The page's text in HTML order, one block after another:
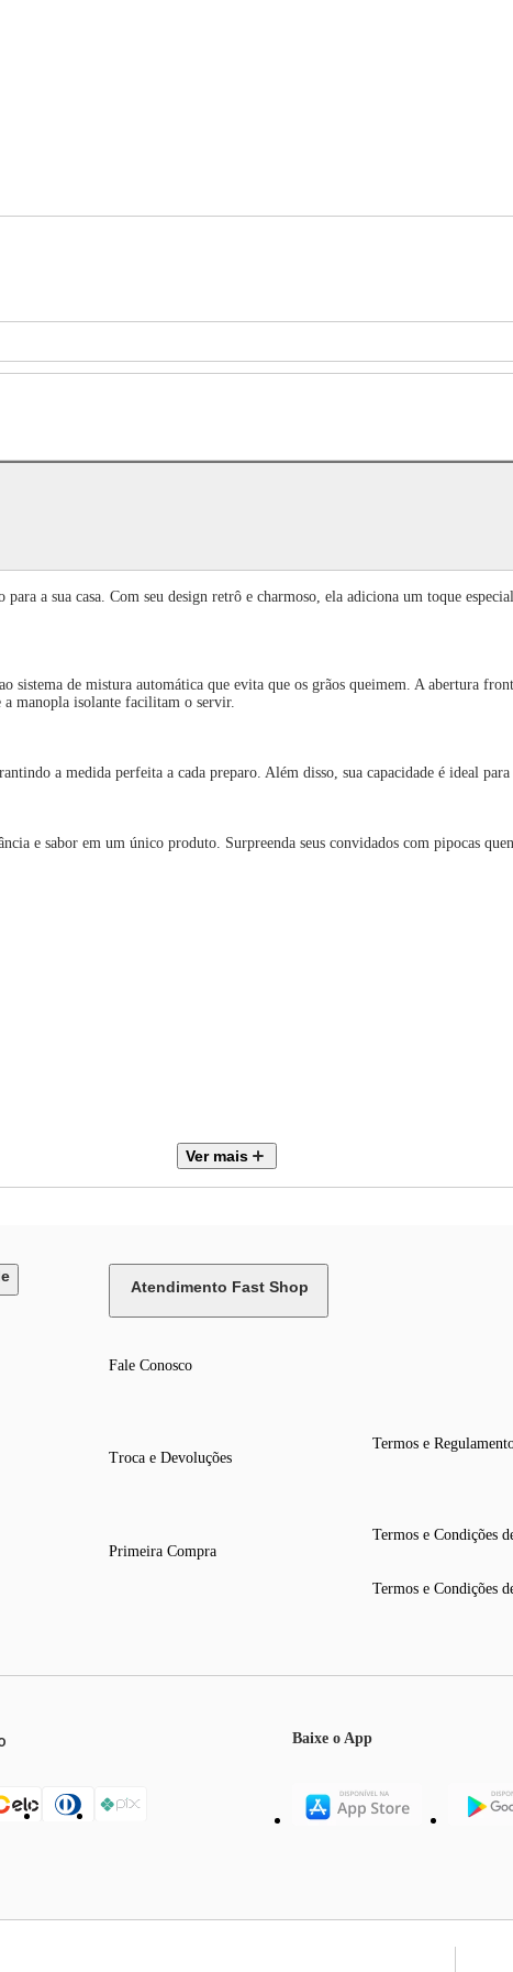
a sua casa. Com seu design retrô e charmoso, ela adiciona um toque
sistema de mistura automática que evita que os grãos queimem. A abertura
a manopla isolante facilitam o servir.
a medida perfeita a cada preparo. Além disso, sua capacidade é ideal
e sabor em um único produto. Surpreenda seus convidados com pipocas
Ver mais
Atendimento Fast Shop
Fale Conosco
Troca e Devoluções
Primeira Compra
Termos e
Termos e Condições
Termos e Condições
Baixe o App